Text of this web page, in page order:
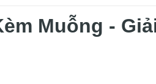
Muỗng -